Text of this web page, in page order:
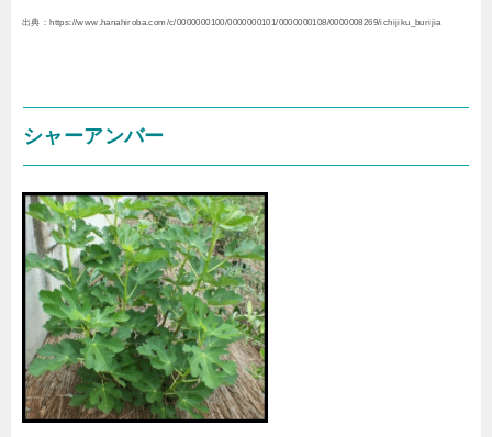
出典：https://www.hanahiroba.com/c/0000000100/0000000101/0000000108/0000008269/ichijiku_burijia
シャーアンバー